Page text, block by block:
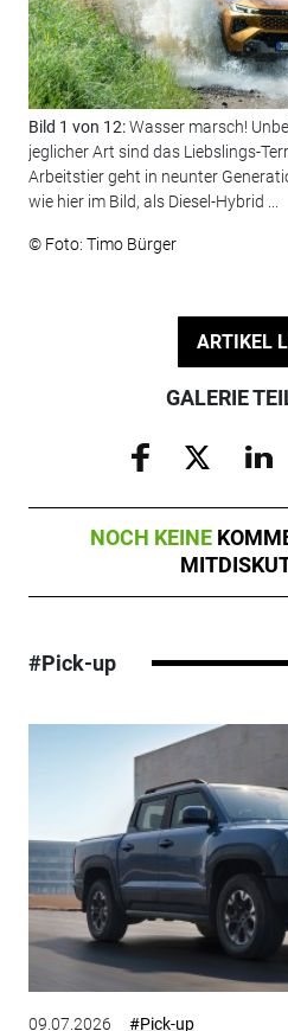
Bild 1 von 12:Wasser marsch!
jeglicher Art sind das Liebslings-
Arbeitstier geht in neunter
wie hier im Bild, als Diesel-Hybrid ...
© Foto: Timo Bürger
ARTIKEL
GALERIE
NOCH KEINE
#Pick-up
09.07.2026 #Pick-up